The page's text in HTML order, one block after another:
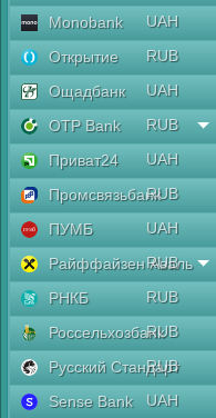
Monobank
UAH
Открытие
RUB
Ощадбанк
UAH
OTP Bank
RUB
Приват24
UAH
ПромсвязьбанкRUB
ПУМБ
UAH
Райффайзен Аваль
RUB
РНКБ
RUB
РоссельхозбанкRUB
Русский Стандарт
RUB
Sense Bank
UAH